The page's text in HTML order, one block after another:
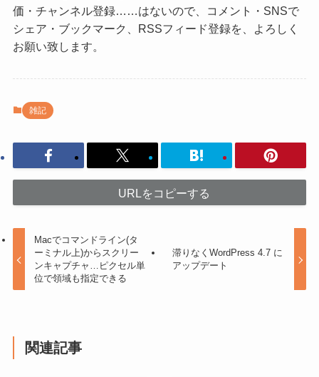
価・チャンネル登録……はないので、コメント・SNSで
シェア・ブックマーク、RSSフィード登録を、よろしく
お願い致します。
雑記
URLをコピーする
Macでコマンドライン(タ
ーミナル上)からスクリー
ンキャプチャ…ピクセル単
位で領域も指定できる
滞りなくWordPress 4.7 に
アップデート
関連記事